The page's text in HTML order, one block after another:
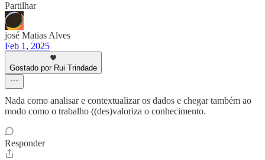
Partilhar
josé Matias Alves
Feb 1, 2025
Gostado por Rui Trindade
Nada como analisar e contextualizar os dados e chegar também ao
modo como o trabalho ((des)valoriza o conhecimento.
Responder